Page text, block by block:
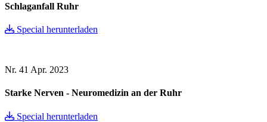
Schlaganfall Ruhr
Special herunterladen
Nr. 41 Apr. 2023
Starke Nerven - Neuromedizin an der Ruhr
Special herunterladen